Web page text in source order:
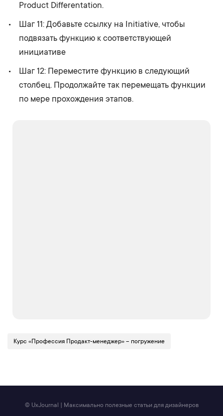
Product Differentation.
Шаг 11: Добавьте ссылку на Initiative, чтобы
подвязать функцию к соответствующей
инициативе
Шаг 12: Переместите функцию в следующий
столбец. Продолжайте так перемещать функции
по мере прохождения этапов.
Курс «Профессия Продакт-менеджер» – погружение
© UxJournal | Максимально полезные статьи для дизайнеров